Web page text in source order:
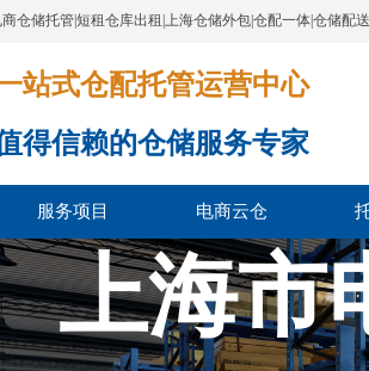
仓储托管|短租仓库出租|上海仓储外包|仓配一体|仓储配
站式仓配托管运营中心​​​​​​​​​​​​​​​​​
得信赖的仓储服务专家
服务项目 电商云仓
上海市